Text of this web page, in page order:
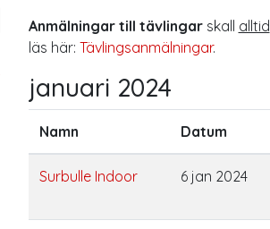
Anmälningar till tävlingarskall alltid
läs här: Tävlingsanmälningar.
januari 2024
Namn Datum
Surbulle Indoor 6 jan 2024